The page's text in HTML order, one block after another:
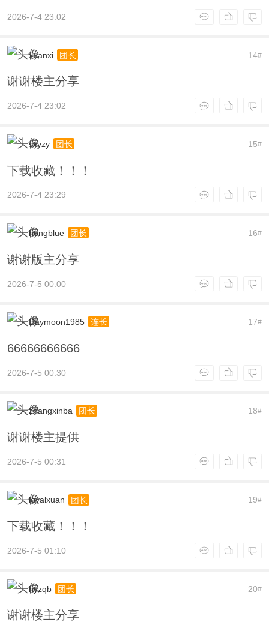
2026-7-4 23:02
14#
xuanxi 团长
谢谢楼主分享
2026-7-4 23:02
15#
sxyzy 团长
下载收藏！！！
2026-7-4 23:29
16#
hongblue 团长
谢谢版主分享
2026-7-5 00:00
17#
Daymoon1985 连长
66666666666
2026-7-5 00:30
18#
zhangxinba 团长
谢谢楼主提供
2026-7-5 00:31
19#
loyalxuan 团长
下载收藏！！！
2026-7-5 01:10
20#
hyzqb 团长
谢谢楼主分享